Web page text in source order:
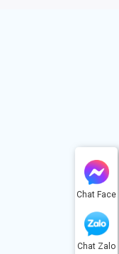
Chat Face
Chat Zalo